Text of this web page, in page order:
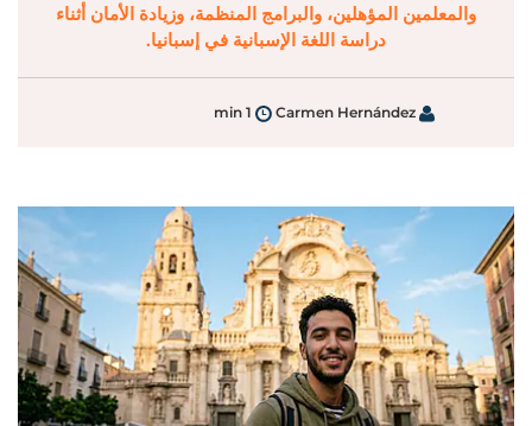
والمعلمين المؤهلين، والبرامج المنظمة، وزيادة الأمان أثناء
دراسة اللغة الإسبانية في إسبانيا.
Carmen Hernández